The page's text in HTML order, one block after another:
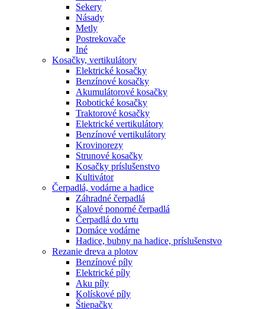
Sekery
Násady
Metly
Postrekovače
Iné
Kosačky, vertikulátory
Elektrické kosačky
Benzínové kosačky
Akumulátorové kosačky
Robotické kosačky
Traktorové kosačky
Elektrické vertikulátory
Benzínové vertikulátory
Krovinorezy
Strunové kosačky
Kosačky príslušenstvo
Kultivátor
Čerpadlá, vodárne a hadice
Záhradné čerpadlá
Kalové ponorné čerpadlá
Čerpadlá do vrtu
Domáce vodárne
Hadice, bubny na hadice, príslušenstvo
Rezanie dreva a plotov
Benzínové píly
Elektrické píly
Aku píly
Kolískové píly
Štiepačky